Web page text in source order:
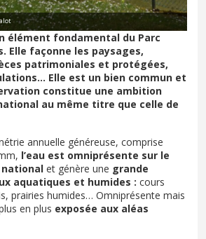
élément fondamental du Parc
Elle façonne les paysages,
patrimoniales et protégées,
Elle est un bien commun et
constitue une ambition
au même titre que celle de
annuelle généreuse, comprise
l’eau est omniprésente sur le
et génère une grande
aquatiques et humides : cours
prairies humides… Omniprésente mais
en plus exposée aux aléas